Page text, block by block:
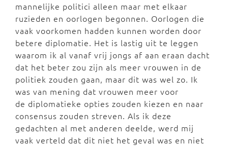
mannelijke politici alleen maar met elkaar
ruzieden en oorlogen begonnen. Oorlogen die
vaak voorkomen hadden kunnen worden door
betere diplomatie. Het is lastig uit te leggen
waarom ik al vanaf vrij jongs af aan eraan dacht
dat het beter zou zijn als meer vrouwen in de
politiek zouden gaan, maar dit was wel zo. Ik
was van mening dat vrouwen meer voor
de diplomatieke opties zouden kiezen en naar
consensus zouden streven. Als ik deze
gedachten al met anderen deelde, werd mij
vaak verteld dat dit niet het geval was en niet